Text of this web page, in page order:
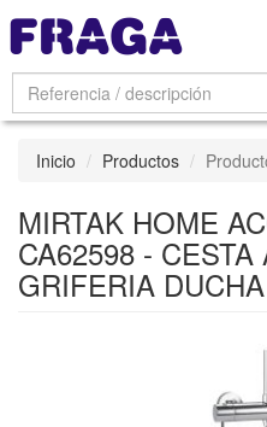
Inicio Productos
MIRTAK HOME
CA62598 -
GRIFERIA